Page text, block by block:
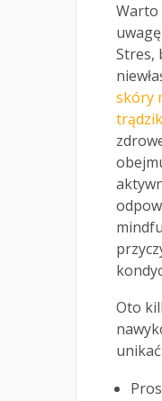
Warto
Stres,
skóry
Oto
unikać: